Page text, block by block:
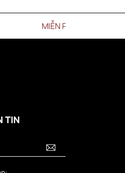
PHÍ VẬN CHUYỂN CHO ĐƠN
TIN